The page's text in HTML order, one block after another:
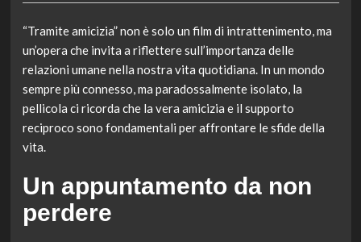
“Tramite amicizia” non è solo un film di intrattenimento, ma
un’opera che invita a riflettere sull’importanza delle
relazioni umane nella nostra vita quotidiana. In un mondo
sempre più connesso, ma paradossalmente isolato, la
pellicola ci ricorda che la vera amicizia e il supporto
reciproco sono fondamentali per affrontare le sfide della
vita.
Un appuntamento da non
perdere